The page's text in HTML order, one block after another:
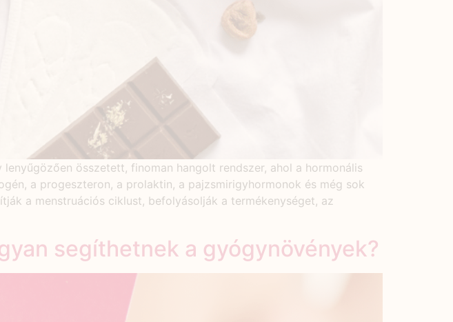
összetett, finoman hangolt rendszer, ahol a hormonális
a progeszteron, a prolaktin, a pajzsmirigyhormonok és még sok
a menstruációs ciklust, befolyásolják a termékenységet, az
segíthetnek a gyógynövények?